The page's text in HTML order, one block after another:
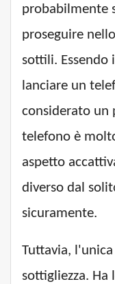
probabilmente
proseguire
sottili. Essendo
lanciare un
considerato un
telefono è
aspetto
diverso dal
sicuramente.
Tuttavia,
sottigliezza. Ha